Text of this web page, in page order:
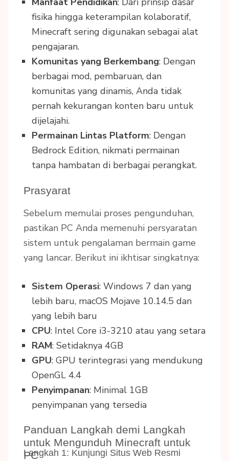
fisika hingga keterampilan kolaboratif,
Minecraft sering digunakan sebagai alat
pengajaran.
Komunitas yang Berkembang: Dengan
berbagai mod, pembaruan, dan
komunitas yang dinamis, Anda tidak
pernah kekurangan konten baru untuk
dijelajahi.
Permainan Lintas Platform: Dengan
Bedrock Edition, nikmati permainan
tanpa hambatan di berbagai perangkat.
Prasyarat
Sebelum memulai proses pengunduhan,
pastikan PC Anda memenuhi persyaratan
sistem untuk pengalaman bermain game
yang lancar. Berikut ini ikhtisar singkatnya:
Sistem Operasi: Windows 7 dan yang
lebih baru, macOS Mojave 10.14.5 dan
yang lebih baru
CPU: Intel Core i3-3210 atau yang setara
RAM: Setidaknya 4GB
GPU: GPU terintegrasi yang mendukung
OpenGL 4.4
Penyimpanan: Minimal 1GB
penyimpanan yang tersedia
Panduan Langkah demi Langkah
untuk Mengunduh Minecraft untuk
PC
Langkah 1: Kunjungi Situs Web Resmi